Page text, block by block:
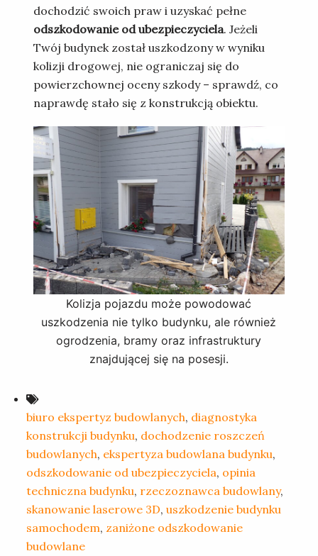
dochodzić swoich praw i uzyskać pełne
odszkodowanie od ubezpieczyciela. Jeżeli
Twój budynek został uszkodzony w wyniku
kolizji drogowej, nie ograniczaj się do
powierzchownej oceny szkody – sprawdź, co
naprawdę stało się z konstrukcją obiektu.
Kolizja pojazdu może powodować
uszkodzenia nie tylko budynku, ale również
ogrodzenia, bramy oraz infrastruktury
znajdującej się na posesji.
biuro ekspertyz budowlanych, diagnostyka
konstrukcji budynku, dochodzenie roszczeń
budowlanych, ekspertyza budowlana budynku,
odszkodowanie od ubezpieczyciela, opinia
techniczna budynku, rzeczoznawca budowlany,
skanowanie laserowe 3D, uszkodzenie budynku
samochodem, zaniżone odszkodowanie
budowlane